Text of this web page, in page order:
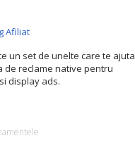
Afiliat
un set de unelte care te ajuta
de reclame native pentru
display ads.